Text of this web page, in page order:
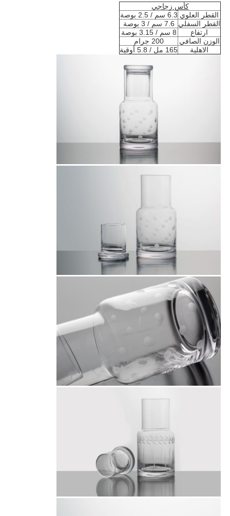
كأس زجاجي
القطر العلوي 6.3 سم / 2.5 بوصة
القطر السفلي 7.6 سم / 3 بوصة
ارتفاع
8 سم / 3.15 بوصة
الوزن الصافي
200 جرام
الاهلية
165 مل / 5.8 أوقية